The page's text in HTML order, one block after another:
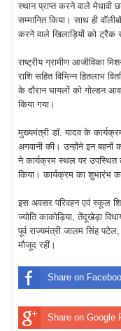
स्थान प्राप्त करने वाले मेधावी
सम्मानित किया। साथ ही
करने वाले खिलाड़ियों को ट्रैक
राष्ट्रीय ग्रामीण आजीविका
राशि सहित विभिन्न हितलाभ
के दौरान घायलों को गोल्डन
किया गया।
मुख्यमंत्री डॉ. यादव के
अगवानी की। उन्होंने इन बहनों
ने कार्यक्रम स्थल पर उपस्थित
किया। कार्यक्रम का शुभारंभ
इस अवसर परिवहन एवं स्कूल
ज्योति काकोड़िया, तेंदूखेड़ा
पूर्व राज्यमंत्री जालम सिंह
मौजूद रहीं।
Share on
Share on Google